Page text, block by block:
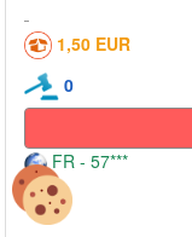
1,50 EUR
0
FR - 57***